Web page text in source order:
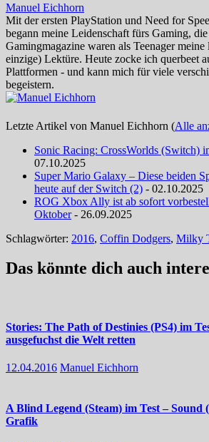
Manuel Eichhorn
Mit der ersten PlayStation und Need for
begann meine Leidenschaft fürs Gaming,
Gamingmagazine waren als Teenager meine
einzige) Lektüre. Heute zocke ich querbeet
Plattformen - und kann mich für viele
begeistern.
Letzte Artikel von Manuel Eichhorn (Alle
Sonic Racing: CrossWorlds (Switch)
07.10.2025
Super Mario Galaxy – Diese beiden
heute auf der Switch (2) - 02.10.2025
ROG Xbox Ally ist ab sofort
Oktober- 26.09.2025
Schlagwörter: 2016, Coffin Dodgers, Milky
Das könnte dich auch
Stories: The Path of Destinies (PS4) im
ausgefuchst die Welt retten
12.04.2016 Manuel Eichhorn
A Blind Legend (Steam) im Test – Sound
Grafik